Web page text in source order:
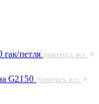
гак/петля дивитись все
G2150 дивитись все